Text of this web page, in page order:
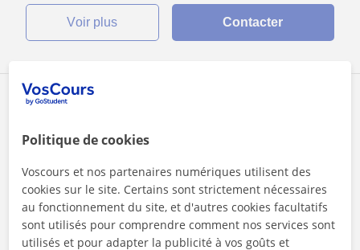
voir plus Contacter
Cours en ligne
Communication
Politique de cookies
Voscours et nos partenaires numériques utilisent des
cookies sur le site. Certains sont strictement nécessaires
au fonctionnement du site, et d'autres cookies facultatifs
sont utilisés pour comprendre comment nos services sont
utilisés et pour adapter la publicité à vos goûts et